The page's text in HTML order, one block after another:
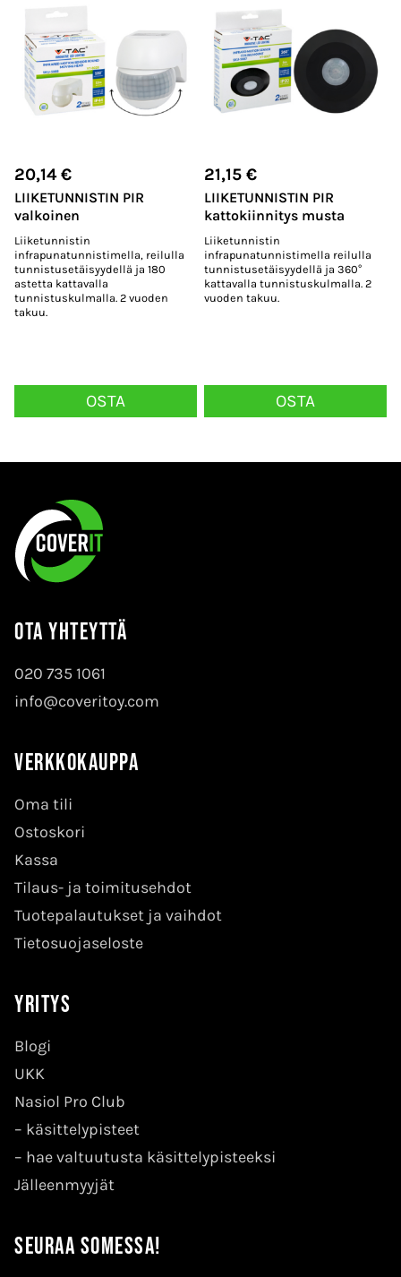
20,14€
LIIKETUNNISTIN PIR
valkoinen
Liiketunnistin
infrapunatunnistimella, reilulla
tunnistusetäisyydellä ja 180
astetta kattavalla
tunnistuskulmalla. 2 vuoden
takuu.
OSTA
21,15 €
LIIKETUNNISTIN PIR
kattokiinnitys musta
Liiketunnistin
infrapunatunnistimella reilulla
tunnistusetäisyydellä ja 360°
kattavalla tunnistuskulmalla. 2
vuoden takuu.
OSTA
Ota yhteyttä
020 735 1061
info@coveritoy.com
Verkkokauppa
Oma tili
Ostoskori
Kassa
Tilaus- ja toimitusehdot
Tuotepalautukset ja vaihdot
Tietosuojaseloste
Yritys
Blogi
UKK
Nasiol Pro Club
– käsittelypisteet
– hae valtuutusta käsittelypisteeksi
Jälleenmyyjät
Seuraa somessa!